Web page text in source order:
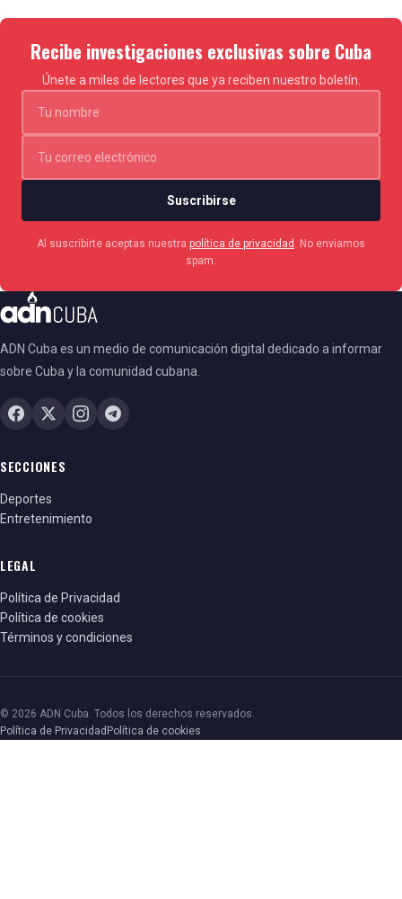
Recibe investigaciones exclusivas sobre Cuba
Únete a miles de lectores que ya reciben nuestro boletín.
Suscribirse
Al suscribirte aceptas nuestra política de privacidad
. No enviamos
spam.
ADN Cuba es un medio de comunicación digital dedicado a informar
sobre Cuba y la comunidad cubana.
SECCIONES
Deportes
Entretenimiento
LEGAL
Política de Privacidad
Política de cookies
Términos y condiciones
© 2026 ADN Cuba. Todos los derechos reservados.
Política de Privacidad Política de cookies